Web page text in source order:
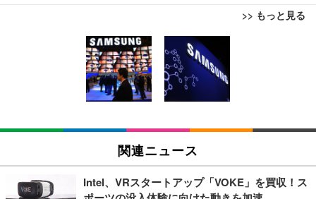
>> もっと見る
[EdoErgo] オフィスチェア 椅子 テレワーク 疲れな
い 跳ね上げ式アームレスト コンパクト 約105度ロッ
キング pc 事務椅子 360度回転 座面昇降 強化ナイロ
ン樹脂ベース 通気性メッシュ 在宅ワーク H-WY01
(黒網+黒枠+黒足)
￥5,699
SIHOO B100 オフィスチェア／デスクチェア メッシ
ュチェア 人間工学 疲れない ブラック
￥27,999
EIZO ビジネス向けプレミアムモニター | FlexScan
EV3240X-WT | 31.5型4K UHD・USB Type-C・ホワ
イト
￥105,595
EIZO ビジネス向けプレミアムモニター | FlexScan
￥109,572
Amazonベーシック ペットシーツ 薄型 レギュラー 1
回使い捨て 無香料 ホワイト 300枚
￥3,373
Amazonベーシック ペットシーツ 厚型 ワイド 42枚
x2袋(84枚) ホワイト(吸収面:ライトブルー)
￥3,234
関連ニュース
Intel、VRスタートアップ「VOKE」を買収！ス